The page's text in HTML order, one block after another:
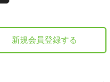
新規会員登録する